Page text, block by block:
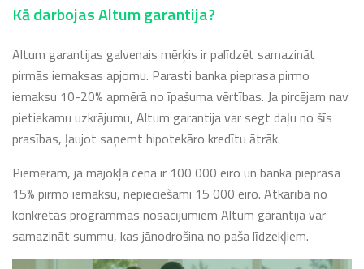
Kā darbojas Altum garantija?
Altum garantijas galvenais mērķis ir palīdzēt samazināt
pirmās iemaksas apjomu. Parasti banka pieprasa pirmo
iemaksu 10-20% apmērā no īpašuma vērtības. Ja pircējam nav
pietiekamu uzkrājumu, Altum garantija var segt daļu no šīs
prasības, ļaujot saņemt hipotekāro kredītu ātrāk.
Piemēram, ja mājokļa cena ir 100 000 eiro un banka pieprasa
15% pirmo iemaksu, nepieciešami 15 000 eiro. Atkarībā no
konkrētās programmas nosacījumiem Altum garantija var
samazināt summu, kas jānodrošina no paša līdzekļiem.